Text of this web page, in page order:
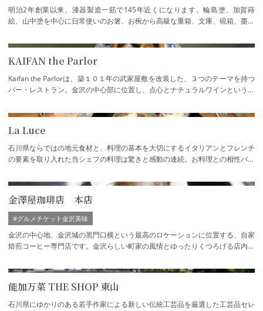
明治2年創業以来、漆器製造一筋で145年近くになります。輪島塗、加賀蒔
絵、山中塗を中心に日常使いのお箸、お椀から高級な重箱、文庫、硯箱、棗、
KAIFAN the Parlor
Kaifan the Parlorは、築１０１年の武家屋敷を改装した、３つのテーマを持つ
バー・レストラン。金沢の中心部に位置し、点心とナチュラルワインという斬
La Luce
石川県ならではの地元食材と、料理の基本を大切にするイタリアンとフレンチ
の要素を取り入れた当シェフの料理は驚きと感動の連続。お料理との相性バツ
金澤屋珈琲店 本店
金沢の中心地、金沢城の黒門口横という最高のロケーションに位置する、自家
焙煎コーヒー専門店です。金沢らしい町家の風情とゆったりくつろげる店内で
#グルメチケット金沢美味
能加万菜 THE SHOP 東山
石川県にゆかりのある若手作家による新しい伝統工芸品を厳選した工芸品セレ